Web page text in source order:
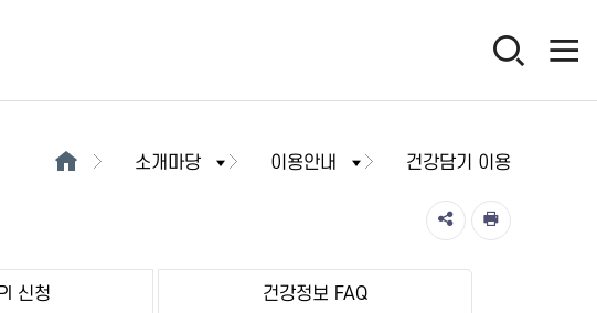
소개마당 이용안내 건강담기 이용
신청 건강정보 FAQ